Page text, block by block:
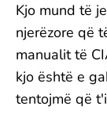
Kjo mund të
njerëzore që
manualit të
kjo është e
tentojmë që